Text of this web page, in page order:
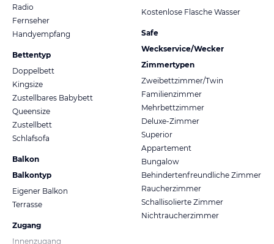
Radio
Fernseher
Handyempfang
Bettentyp
Doppelbett
Kingsize
Zustellbares Babybett
Queensize
Zustellbett
Schlafsofa
Balkon
Balkontyp
Eigener Balkon
Terrasse
Zugang
Innenzugang
Kostenlose Flasche Wasser
Safe
Weckservice/Wecker
Zimmertypen
Zweibettzimmer/Twin
Familienzimmer
Mehrbettzimmer
Deluxe-Zimmer
Superior
Appartement
Bungalow
Behindertenfreundliche Zimmer
Raucherzimmer
Schallisolierte Zimmer
Nichtraucherzimmer